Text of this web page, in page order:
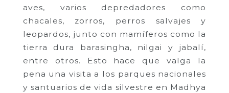
aves, varios depredadores como
chacales, zorros, perros salvajes y
leopardos, junto con mamíferos como la
tierra dura barasingha, nilgai y jabalí,
entre otros. Esto hace que valga la
pena una visita a los parques nacionales
y santuarios de vida silvestre en Madhya